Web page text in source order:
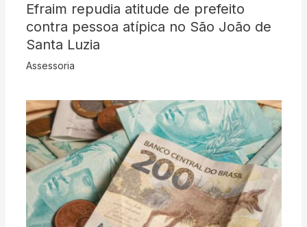
Efraim repudia atitude de prefeito
contra pessoa atípica no São João de
Santa Luzia
Assessoria